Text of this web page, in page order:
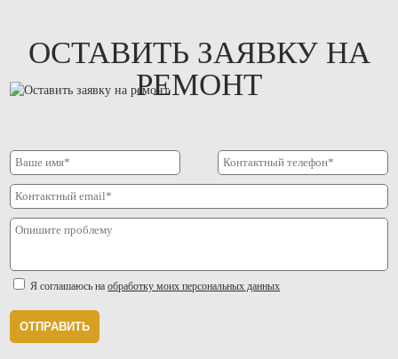
ОСТАВИТЬ ЗАЯВКУ НА
РЕМОНТ
Я соглашаюсь наобработку моих персональных данных
ОТПРАВИТЬ